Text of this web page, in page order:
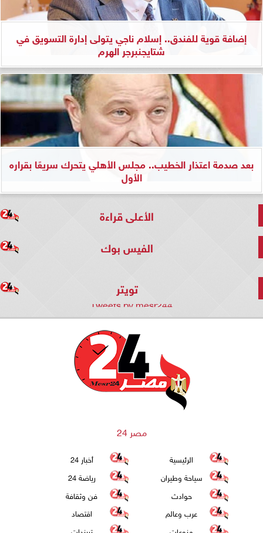
إضافة قوية للفندق.. إسلام ناجي يتولى إدارة التسويق في
شتايجنبرجر الهرم
بعد صدمة اعتذار الخطيب.. مجلس الأهلي يتحرك سريعًا بقراره
الأول
الأعلى قراءة
الفيس بوك
تويتر
Tweets by mesr244
مصر 24
الرئيسية
أخبار 24
سياحة وطيران
رياضة 24
حوادث
فن وثقافة
عرب وعالم
اقتصاد